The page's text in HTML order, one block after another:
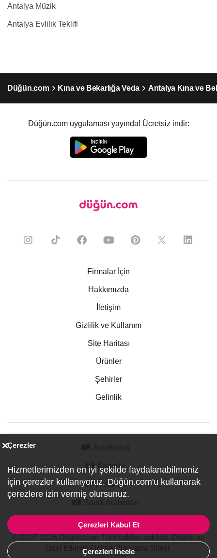
Antalya Müzik
Antalya Evlilik Teklifi
Düğün.com Kına ve Bekarlığa Veda Antalya Kına ve
Düğün.com uygulaması yayında! Ücretsiz indir:
Firmalar İçin
Hakkımızda
İletişim
Gizlilik ve Kullanım
Site Haritası
Ürünler
Şehirler
Gelinlik
Kanada
Almanya
Özel Etkinlik Online Planlama Sitesi.
Çerezler
Hizmetlerimizden en iyi şekilde faydalanabilmeniz
için çerezler kullanıyoruz. Düğün.com'u kullanarak
çerezlere izin vermiş olursunuz.
Çerezleri Kabul Et
Çerezleri İncele